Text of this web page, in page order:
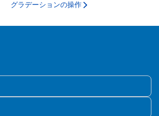
グラデーションの操作